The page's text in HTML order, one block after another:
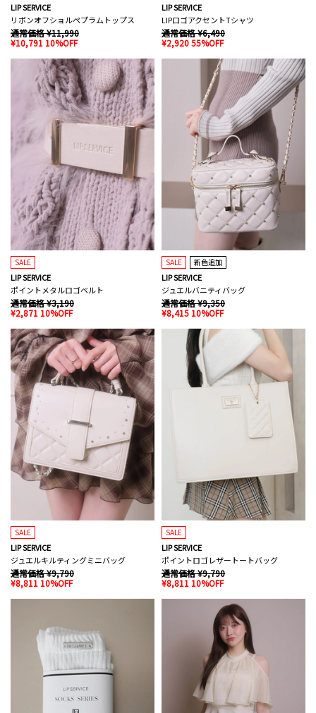
LIP SERVICE
リボンオフショルペプラムトップス
通常価格 ¥11,990
¥10,791 10%OFF
LIP SERVICE
LIPロゴアクセントTシャツ
通常価格 ¥6,490
¥2,920 55%OFF
SALE
LIP SERVICE
ポイントメタルロゴベルト
通常価格 ¥3,190
¥2,871 10%OFF
SALE 新色追加
LIP SERVICE
ジュエルバニティバッグ
通常価格 ¥9,350
¥8,415 10%OFF
SALE
LIP SERVICE
ジュエルキルティングミニバッグ
通常価格 ¥9,790
¥8,811 10%OFF
SALE
LIP SERVICE
ポイントロゴレザートートバッグ
通常価格 ¥9,790
¥8,811 10%OFF